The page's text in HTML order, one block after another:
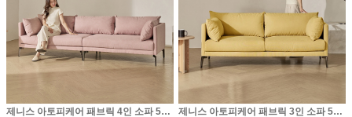
제니스 아토피케어 패브릭 4인 소파 5color 제니스 아토피케어 패브릭 3인 소파 5color